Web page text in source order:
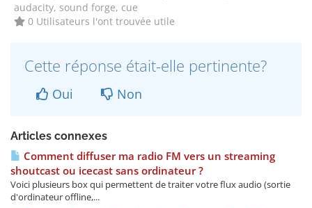
audacity, sound forge, cue
0 Utilisateurs l'ont trouvée utile
Cette réponse était-elle pertinente?
Oui Non
Articles connexes
Comment diffuser ma radio FM vers un streaming
shoutcast ou icecast sans ordinateur ?
Voici plusieurs box qui permettent de traiter votre flux audio (sortie
d'ordinateur offline,...